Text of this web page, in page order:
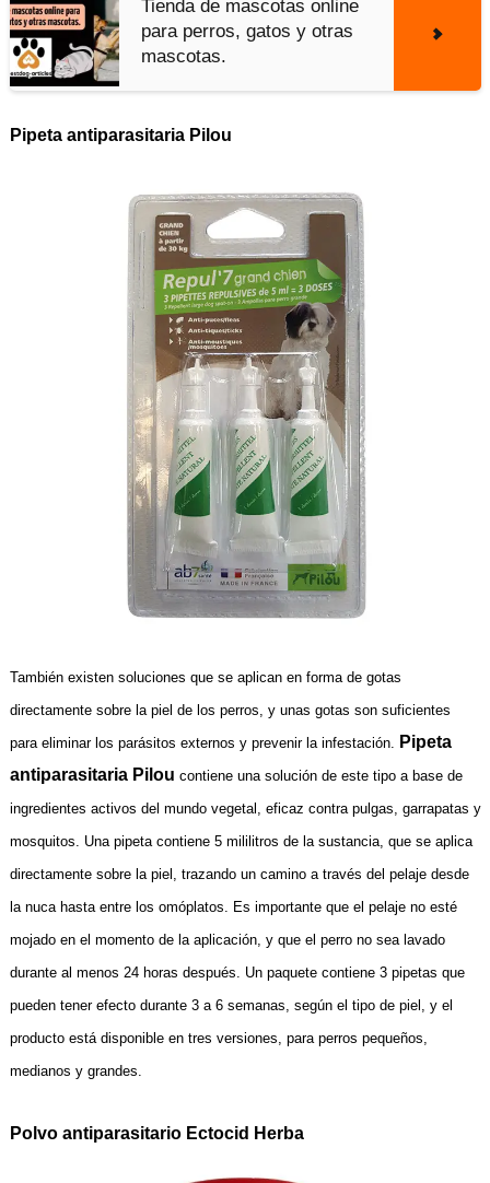
Tienda de mascotas online
para perros, gatos y otras
mascotas.
Pipeta antiparasitaria Pilou
También existen soluciones que se aplican en forma de gotas
directamente sobre la piel de los perros, y unas gotas son suficientes
para eliminar los parásitos externos y prevenir la infestación. Pipeta
antiparasitaria Pilou contiene una solución de este tipo a base de
ingredientes activos del mundo vegetal, eficaz contra pulgas, garrapatas y
mosquitos. Una pipeta contiene 5 mililitros de la sustancia, que se aplica
directamente sobre la piel, trazando un camino a través del pelaje desde
la nuca hasta entre los omóplatos. Es importante que el pelaje no esté
mojado en el momento de la aplicación, y que el perro no sea lavado
durante al menos 24 horas después. Un paquete contiene 3 pipetas que
pueden tener efecto durante 3 a 6 semanas, según el tipo de piel, y el
producto está disponible en tres versiones, para perros pequeños,
medianos y grandes.
Polvo antiparasitario Ectocid Herba